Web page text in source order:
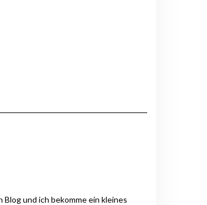
und ich bekomme ein kleines